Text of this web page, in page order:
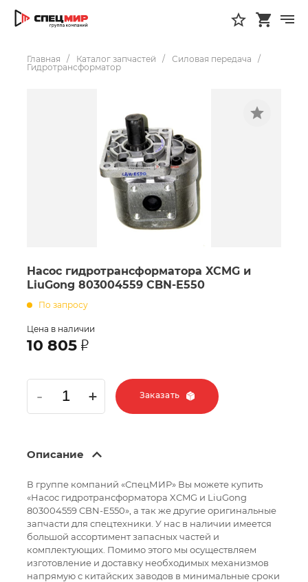
Главная Каталог запчастей
Силовая передача
Гидротрансформатор
Насос гидротрансформатора XCMG и
LiuGong 803004559 CBN-E550
По запросу
Цена в наличии
10 805 З
Заказать
Описание
В группе компаний «СпецМИР» Вы можете купить
«Насос гидротрансформатора XCMG и LiuGong
803004559 CBN-E550», а так же другие оригинальные
запчасти для спецтехники. У нас в наличии имеется
большой ассортимент запасных частей и
комплектующих. Помимо этого мы осуществляем
изготовление и доставку необходимых механизмов
напрямую с китайских заводов в минимальные сроки